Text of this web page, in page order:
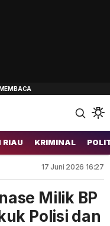
RIAU KRIMINAL
17 Juni 2026 16:27
Milik BP
Polisi dan